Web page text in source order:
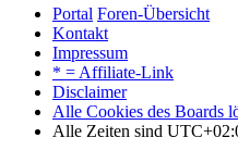
Portal Foren-Übersicht
Kontakt
Impressum
* = Affiliate-Link
Disclaimer
Alle Cookies des Boards
Alle Zeiten sind